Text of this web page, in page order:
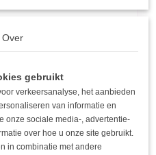
roze ovale gesp - 100 cm
Over
gebruikt
verkeersanalyse, het aanbieden
van informatie en
onze sociale media-, advertentie-
over hoe u onze site gebruikt.
in combinatie met andere